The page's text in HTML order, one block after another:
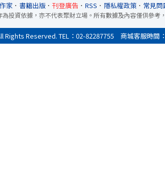
家． 書籍出版． 刊登廣告 ． RSS ． 隱私權政策． 常見問
投資依據，亦不代表聚財立場。所有數據及內容僅供參
Reserved. TEL：02-82287755 商城客服時間